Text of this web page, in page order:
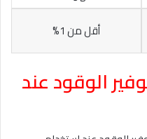
أقل من 1%
الوقود عند